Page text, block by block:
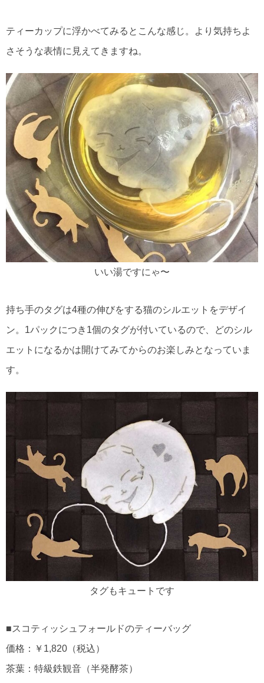
ティーカップに浮かべてみるとこんな感じ。より気持ちよ
さそうな表情に見えてきますね。
いい湯ですにゃ〜
持ち手のタグは4種の伸びをする猫のシルエットをデザイ
ン。1パックにつき1個のタグが付いているので、どのシル
エットになるかは開けてみてからのお楽しみとなっていま
す。
タグもキュートです
■スコティッシュフォールドのティーバッグ
価格：￥1,820（税込）
茶葉：特級鉄観音（半発酵茶）